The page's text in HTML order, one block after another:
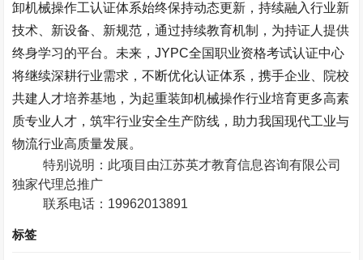
卸机械操作工认证体系始终保持动态更新，持续融入行业新
技术、新设备、新规范，通过持续教育机制，为持证人提供
终身学习的平台。未来，JYPC全国职业资格考试认证中心
将继续深耕行业需求，不断优化认证体系，携手企业、院校
共建人才培养基地，为起重装卸机械操作行业培育更多高素
质专业人才，筑牢行业安全生产防线，助力我国现代工业与
物流行业高质量发展。
特别说明：此项目由江苏英才教育信息咨询有限公司
独家代理总推广
联系电话： 19962013891
标签